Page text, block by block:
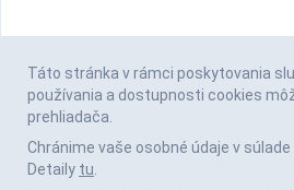
Táto stránka v rámci poskytovania
používania a dostupnosti cookies
prehliadača.
Chránime vaše osobné údaje v
Detaily tu.